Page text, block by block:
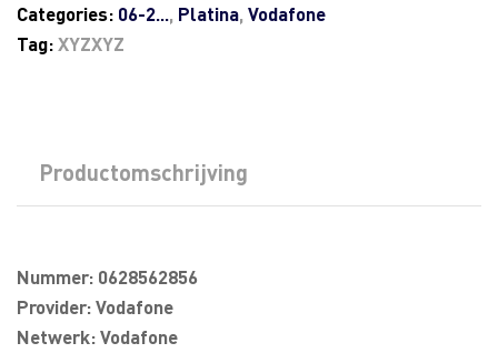
Categories: 06-2..., Platina, Vodafone
Tag:XYZXYZ
Productomschrijving
Nummer: 0628562856
Provider: Vodafone
Netwerk: Vodafone